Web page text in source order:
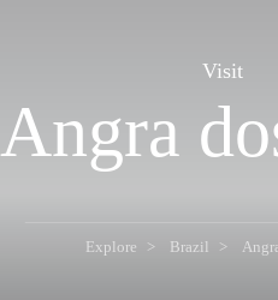
Visit
Angra
Explore Brazil